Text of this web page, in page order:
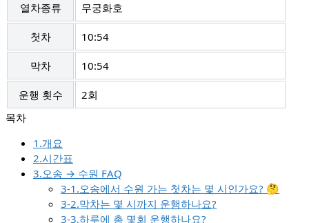
열차종류 무궁화호
첫차 10:54
막차 10:54
운행 횟수 2회
1.개요
2.시간표
3.오송 → 수원 FAQ
3-1.오송에서 수원 가는 첫차는 몇 시인가요? 🤔
3-2.막차는 몇 시까지 운행하나요?
3-3.하루에 총 몇회 운행하나요?